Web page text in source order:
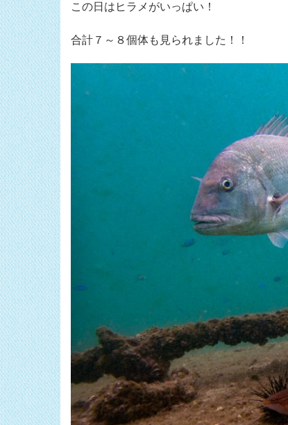
この日はヒラメがいっぱい！
合計７～８個体も見られました！！